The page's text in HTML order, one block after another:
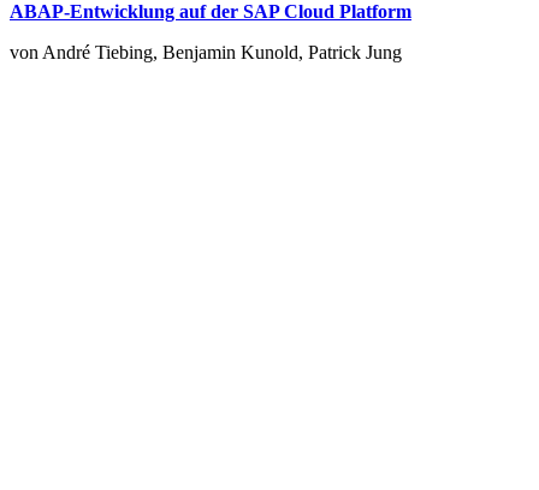
ABAP-Entwicklung auf der SAP Cloud Platform
von André Tiebing, Benjamin Kunold, Patrick Jung